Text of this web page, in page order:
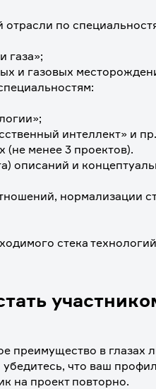
отрасли по
газа»;
и газовых
интеллект» и пр.
(не менее 3 проектов).
описаний и
нормализации
стека
преимущество в глазах
что ваш
на проект повторно.